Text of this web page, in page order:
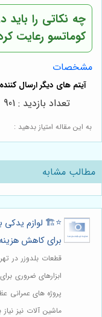
چه نکاتی را باید
کوماتسو رعایت
مشخصات
به این مقاله امتیاز بدهید :
تعداد بازدید : 901
مطالب مشابه
⭐️🏗️ لوازم یدکی
برای کاهش
قطعات بلدوزر در
ابزارهای ضروری
پروژه های عمرانی
ماشین آلات نیز